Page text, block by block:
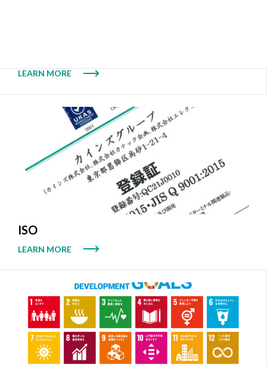
LEARN MORE
ISO
LEARN MORE